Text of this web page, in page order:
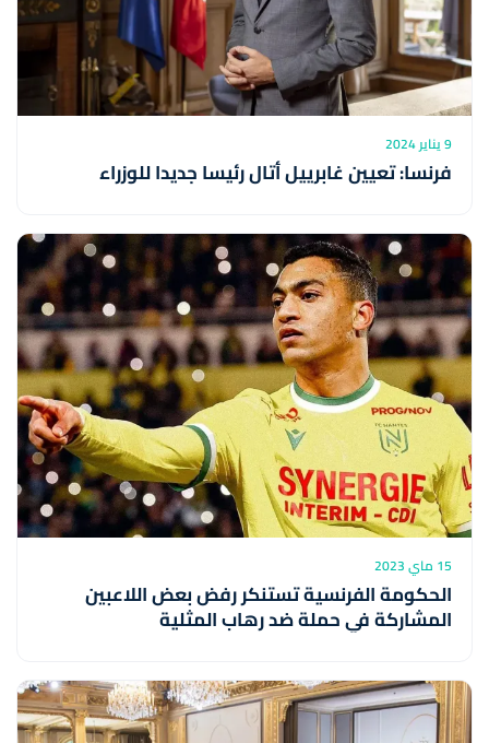
9 يناير 2024
فرنسا: تعيين غابرييل أتال رئيسا جديدا للوزراء
15 ماي 2023
الحكومة الفرنسية تستنكر رفض بعض اللاعبين
المشاركة في حملة ضد رهاب المثلية